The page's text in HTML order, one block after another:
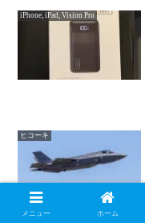
iPhone, iPad, Vision Pro
ヒコーキ
メニュー ホーム